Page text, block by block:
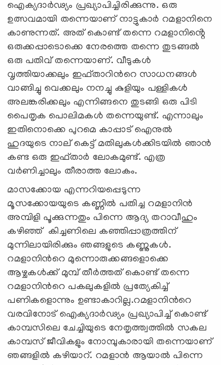
ഐക്യദാർഢ്യം പ്രഖ്യാപിച്ചിരിക്കുന്നു. ഒരു
ഉത്സവമായി തന്നെയാണ് നാട്ടുകാര്‍ റമളാനിനെ
കാണുന്നത്. അത് കൊണ്ട് തന്നെ റമളാനിൻ്റെ
ഒരുക്കപ്പാടൊക്കെ നേരത്തെ തന്നെ തുടങ്ങല്‍
ഒരു പതിവ് തന്നെയാണ്. വീടുകള്‍
വൃത്തിയാക്കലും ഇഫ്താറിന്‍റെ സാധനങ്ങള്‍
വാങ്ങിച്ചു വെക്കലും നനച്ചു കുളിയും പള്ളികള്‍
അലങ്കരിക്കലും എന്നിങ്ങനെ തുടങ്ങി ഒരു പിടി
പൈതൃക പൊലിമകള്‍ തന്നെയുണ്ട്. എന്നാലും
ഇതിനൊക്കെ പുറമെ കാപ്പാട് ഐനുല്‍
ഹുദയുടെ നാല് കെട്ട് മതിലുകള്‍ക്കിടയില്‍ ഞാന്‍
കണ്ട ഒരു ഇഫ്താര്‍ ലോകമുണ്ട്. എത്ര
വർണിച്ചാലും തീരാത്ത ലോകം.
മാസക്കോയ എന്നറിയപ്പെടുന്ന
മൂസക്കോയയുടെ കണ്ണില്‍ പതിച്ച റമളാനിന്‍
അമ്പിളി പൂക്കുന്നതും പിന്നെ ആദ്യ തറാവീഹും
കഴിഞ്ഞ് കിച്ചണിലെ കഞ്ഞിപ്പാത്രത്തിന്
മുന്നിലായിരിക്കും ഞങ്ങളുടെ കണ്ണുകൾ.
റമളാനിന്‍റെ മുന്നൊരുക്കങ്ങളൊക്കെ
ആഴ്ചകള്‍ക്ക് മുമ്പ് തീര്‍ത്തത് കൊണ്ട് തന്നെ
റമളാനിന്‍റെ പകലുകളിൽ പ്രത്യേകിച്ച്
പണികളൊന്നും ഉണ്ടാകാറില്ല.റമളാനിന്‍റെ
വരവിനോട് ഐക്യദാർഢ്യം പ്രഖ്യാപിച്ച് കൊണ്ട്
കാമ്പസിലെ ചേച്ചിയുടെ നേതൃത്ത്വത്തില്‍ സകല
കാമ്പസ് ജീവികളും നോമ്പുകാരായി തന്നെയാണ്
ഞങ്ങളില്‍ കഴിയാറ്. റമളാന്‍ ആയാല്‍ പിന്നെ